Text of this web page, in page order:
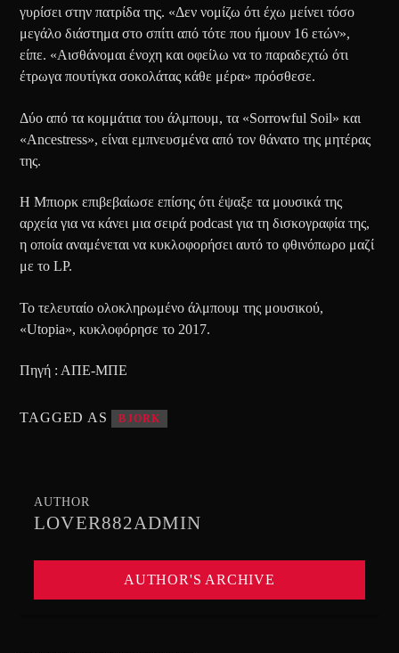
γυρίσει στην πατρίδα της. «Δεν νομίζω ότι έχω μείνει τόσο
μεγάλο διάστημα στο σπίτι από τότε που ήμουν 16 ετών»,
είπε. «Αισθάνομαι ένοχη και οφείλω να το παραδεχτώ ότι
έτρωγα πουτίγκα σοκολάτας κάθε μέρα» πρόσθεσε.
Δύο από τα κομμάτια του άλμπουμ, τα «Sorrowful Soil» και
«Ancestress», είναι εμπνευσμένα από τον θάνατο της μητέρας
της.
Η Μπιορκ επιβεβαίωσε επίσης ότι έψαξε τα μουσικά της
αρχεία για να κάνει μια σειρά podcast για τη δισκογραφία της,
η οποία αναμένεται να κυκλοφορήσει αυτό το φθινόπωρο μαζί
με το LP.
Το τελευταίο ολοκληρωμένο άλμπουμ της μουσικού,
«Utopia», κυκλοφόρησε το 2017.
Πηγή : ΑΠΕ-ΜΠΕ
TAGGED AS BJORK
AUTHOR
LOVER882ADMIN
AUTHOR'S ARCHIVE